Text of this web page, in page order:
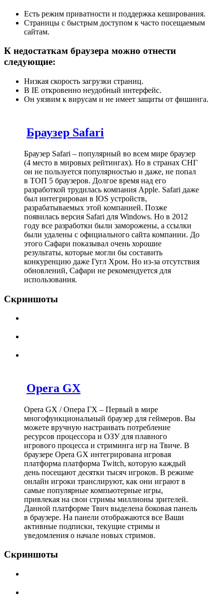
Есть режим приватности и поддержка кеширования.
Страницы с быстрым доступом к часто посещаемым
сайтам.
К недостаткам браузера можно отнести
следующие:
Низкая скорость загрузки страниц.
В IE откровенно неудобный интерфейс.
Он уязвим к вирусам и не имеет защиты от фишинга.
Браузер Safari
Браузер Safari – популярный во всем мире браузер
(4 место в мировых рейтингах). Но в странах СНГ
он не пользуется популярностью и даже, не попал
в ТОП 5 браузеров. Долгое время над его
разработкой трудилась компания Apple. Safari даже
был интегрирован в IOS устройств,
разрабатываемых этой компанией. Позже
появилась версия Safari для Windows. Но в 2012
году все разработки были заморожены, а ссылки
были удалены с официального сайта компании. До
этого Сафари показывал очень хорошие
результаты, которые могли бы составить
конкуренцию даже Гугл Хром. Но из-за отсутствия
обновлений, Сафари не рекомендуется для
использования.
Скриншоты
Opera GX
Opera GX / Опера ГХ – Первый в мире
многофункциональный браузер для геймеров. Вы
можете вручную настраивать потребление
ресурсов процессора и ОЗУ для плавного
игрового процесса и стриминга игр на Твиче. В
браузере Opera GX интегрирована игровая
платформа платформа Twitch, которую каждый
день посещают десятки тысяч игроков. В режиме
онлайн игроки транслируют, как они играют в
самые популярные компьютерные игры,
привлекая на свои стримы миллионы зрителей.
Данной платформе Твич выделена боковая панель
в браузере. На панели отображаются все Ваши
активные подписки, текущие стримы и
уведомления о начале новых стримов.
Скриншоты